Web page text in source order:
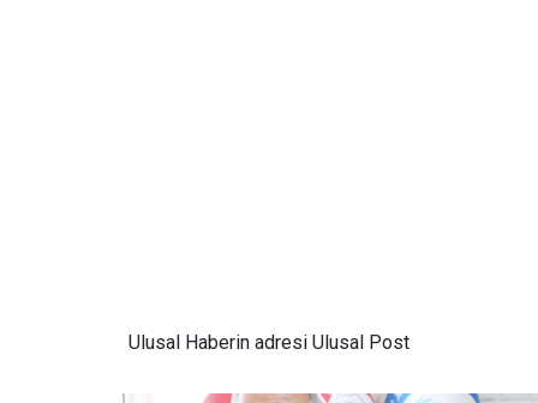
Ulusal Haberin adresi Ulusal Post